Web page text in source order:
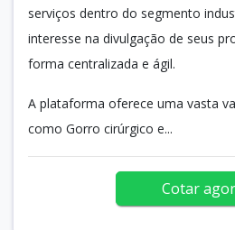
serviços dentro do segmento
interesse na divulgação de seus
forma centralizada e ágil.
A plataforma oferece uma vasta
como Gorro cirúrgico e...
Cotar